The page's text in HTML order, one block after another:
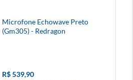
Microfone Echowave Preto
(Gm305) - Redragon
R$ 539,90